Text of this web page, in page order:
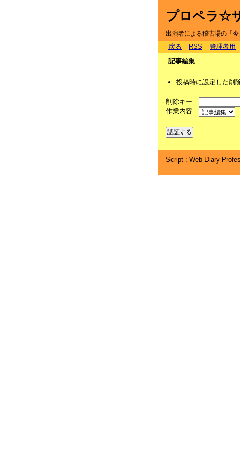
プロペラ☆
出演者による稽古場の「
戻る RSS
管理者用
記事編集
投稿時に設定した削
削除キー
作業内容
Script : Web Diary